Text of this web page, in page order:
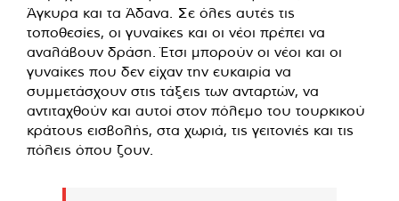
Άγκυρα και τα Άδανα. Σε όλες αυτές τις
τοποθεσίες, οι γυναίκες και οι νέοι πρέπει να
αναλάβουν δράση. Έτσι μπορούν οι νέοι και οι
γυναίκες που δεν είχαν την ευκαιρία να
συμμετάσχουν στις τάξεις των ανταρτών, να
αντιταχθούν και αυτοί στον πόλεμο του τουρκικού
κράτους εισβολής, στα χωριά, τις γειτονιές και τις
πόλεις όπου ζουν.